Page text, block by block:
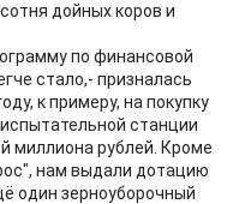
дойных коров и
по финансовой
стало,- призналась
к примеру, на покупку
станции
миллиона рублей. Кроме
нам выдали дотацию
один зерноуборочный